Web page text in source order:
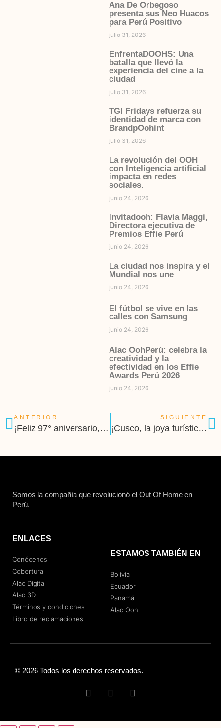
Ana De Orbegoso
presenta sus Neo Huacos
para Perú Positivo
julio 31, 2026
EnfrentaDOOHS: Una
batalla que llevó la
experiencia del cine a la
ciudad
julio 31, 2026
TGI Fridays refuerza su
identidad de marca con
BrandpOohint
julio 31, 2026
La revolución del OOH
con Inteligencia artificial
impacta en redes
sociales.
junio 24, 2026
Invitadooh: Flavia Maggi,
Directora ejecutiva de
Premios Effie Perú
junio 24, 2026
La ciudad nos inspira y el
Mundial nos une
junio 24, 2026
El fútbol se vive en las
calles con Samsung
junio 24, 2026
Alac OohPerú: celebra la
creatividad y la
efectividad en los Effie
Awards Perú 2026
junio 24, 2026
ANTERIOR
¡Feliz 97° aniversario, Juliaca!
SIGUIENTE
¡Cusco, la joya turística de oportunidades!
Somos la compañía que revolucionó el Out Of Home en
Perú.
ENLACES
Conócenos
Cobertura
Alac Digital
Alac 3D
Términos y condiciones
Libro de reclamaciones
ESTAMOS TAMBIÉN EN
Bolivia
Ecuador
Panamá
Alac Ooh
© 2026 Todos los derechos reservados.